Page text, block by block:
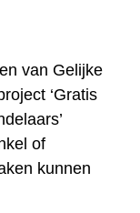
van Gelijke
‘Gratis
of
kunnen